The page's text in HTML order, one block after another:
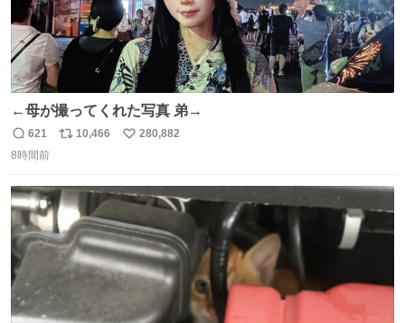
←母が撮ってくれた写真 弟→
返
信
621
リ
ト
10,466
い
数
280,882
8時間前